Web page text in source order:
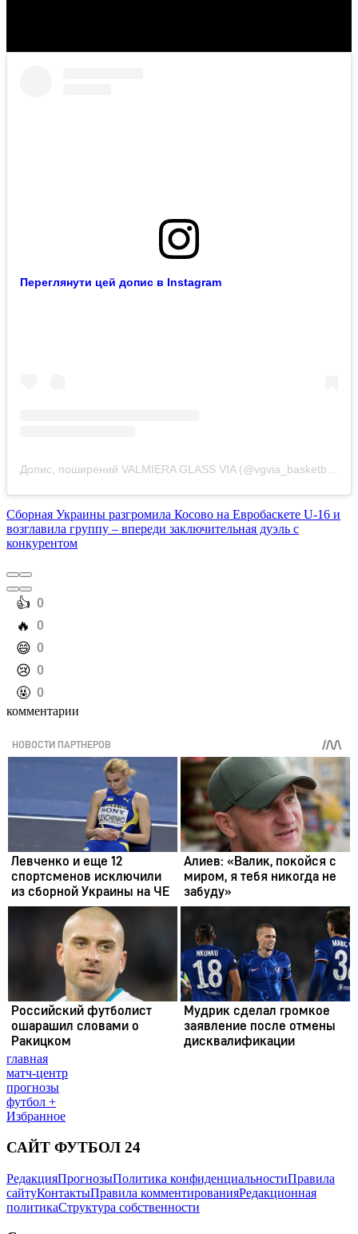
Переглянути цей допис в Instagram
Сборная Украины разгромила Косово на Евробаскете U-16 и
возглавила группу – впереди заключительная дуэль с
конкурентом
️👍 0
️🔥 0
️😄 0
️😢 0
️🤬 0
комментарии
главная
матч-центр
прогнозы
футбол +
Избранное
САЙТ ФУТБОЛ 24
РедакцияПрогнозыПолитика конфиденциальностиПравила
сайтуКонтактыПравила комментированияРедакционная
политикаСтруктура собственности